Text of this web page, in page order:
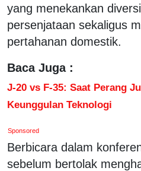
yang menekankan
persenjataan sekaligus
pertahanan domestik.
Baca Juga :
J-20 vs F-35: Saat Perang
Keunggulan Teknologi
Sponsored
Berbicara dalam
sebelum bertolak